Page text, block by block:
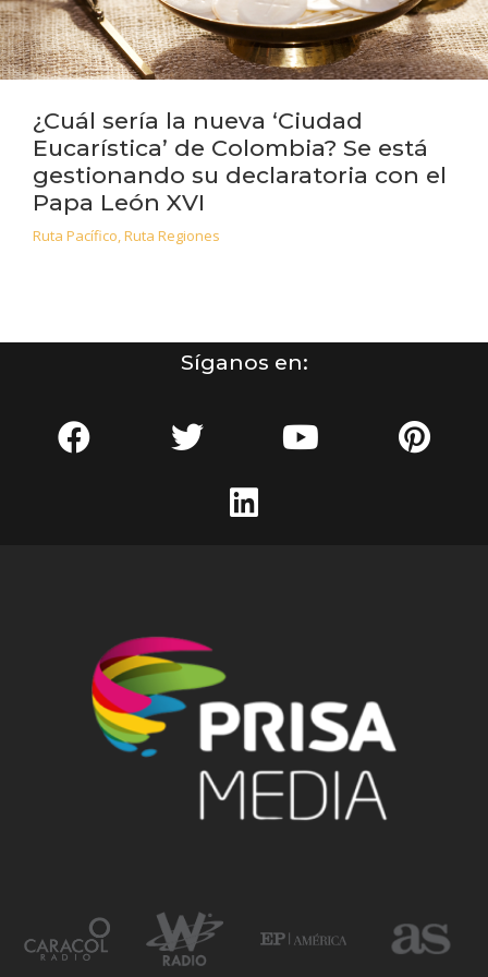
¿Cuál sería la nueva ‘Ciudad
Eucarística’ de Colombia? Se está
gestionando su declaratoria con el
Papa León XVI
Ruta Pacífico,Ruta Regiones
Síganos en: